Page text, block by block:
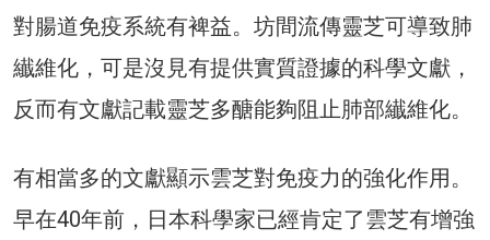
對腸道免疫系統有裨益。坊間流傳靈芝可導致肺
纎維化，可是沒見有提供實質證據的科學文獻，
反而有文獻記載靈芝多醣能夠阻止肺部纎維化。
有相當多的文獻顯示雲芝對免疫力的強化作用。
早在40年前，日本科學家已經肯定了雲芝有增強